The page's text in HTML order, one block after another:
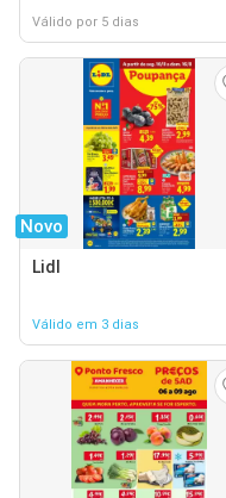
Válido por 5 dias
Novo
Lidl
Válido em 3 dias